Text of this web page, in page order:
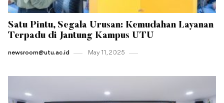
Satu Pintu, Segala Urusan: Kemudahan Layanan
Terpadu di Jantung Kampus UTU
newsroom@utu.ac.id May 11 , 2025